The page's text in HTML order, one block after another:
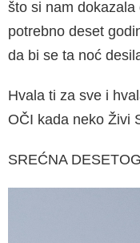
što si nam dokazala
potrebno deset
da bi se ta noć
Hvala ti za sve i
OČI kada neko Živi
SREĆNA